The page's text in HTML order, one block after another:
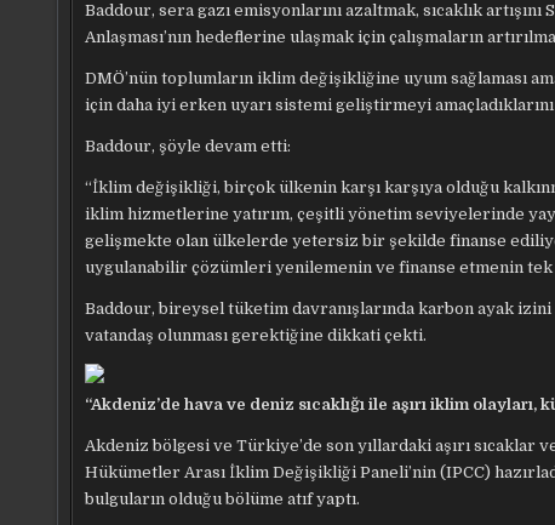
Baddour, sera gazı emisyonlarını azaltmak, sıcaklık
Anlaşması’nın hedeflerine ulaşmak için çalışmaların
DMÖ’nün toplumların iklim değişikliğine uyum sağlaması
için daha iyi erken uyarı sistemi geliştirmeyi
Baddour, şöyle devam etti:
“İklim değişikliği, birçok ülkenin karşı karşıya olduğu
iklim hizmetlerine yatırım, çeşitli yönetim seviyelerinde
gelişmekte olan ülkelerde yetersiz bir şekilde finanse
uygulanabilir çözümleri yenilemenin ve finanse etmenin tek
Baddour, bireysel tüketim davranışlarında karbon ayak
vatandaş olunması gerektiğine dikkati çekti.
“Akdeniz’de hava ve deniz sıcaklığı ile aşırı iklim
Akdeniz bölgesi ve Türkiye’de son yıllardaki aşırı
Hükümetler Arası İklim Değişikliği Paneli’nin (IPCC)
bulguların olduğu bölüme atıf yaptı.